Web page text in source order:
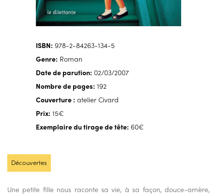
ISBN: 978-2-84263-134-5
Genre: Roman
Date de parution: 02/03/2007
Nombre de pages: 192
Couverture : atelier Civard
Prix: 15€
Exemplaire du tirage de tête: 60€
Découvertes
Une petite fille nous raconte sa vie, à sa façon, douce-amère,